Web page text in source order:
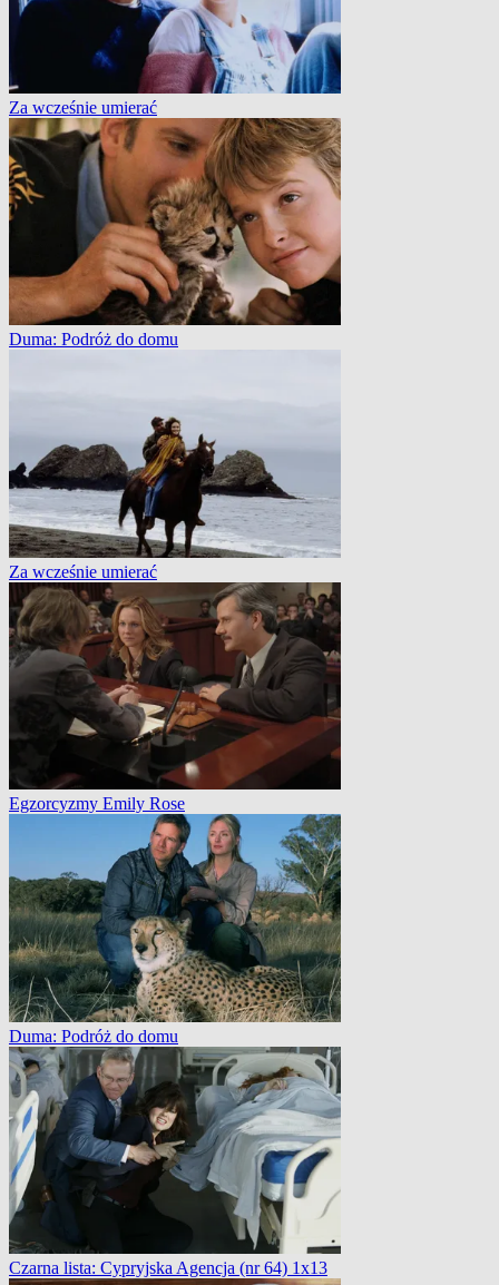
Za wcześnie umierać
Duma: Podróż do domu
Za wcześnie umierać
Egzorcyzmy Emily Rose
Duma: Podróż do domu
Czarna lista: Cypryjska Agencja (nr 64) 1x13